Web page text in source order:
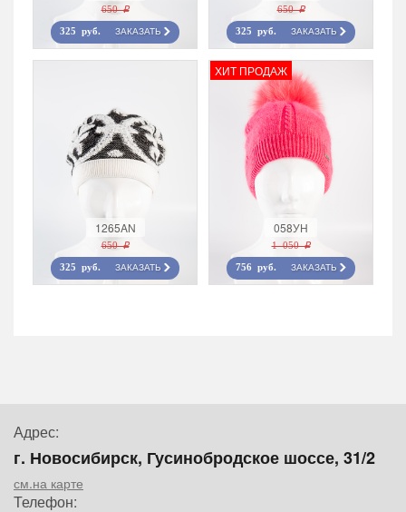
650 r
325 руб. ЗАКАЗАТЬ
650 r
325 руб. ЗАКАЗАТЬ
1265AN
650 r
325 руб. ЗАКАЗАТЬ
ХИТ ПРОДАЖ
058УН
1 050 r
756 руб. ЗАКАЗАТЬ
Адрес:
г. Новосибирск, Гусинобродское шоссе, 31/2
см.на карте
Телефон: